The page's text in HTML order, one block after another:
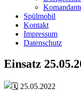
Spülmobil
Kontakt
Impressum
Datenschutz
Einsatz
25.05.2022